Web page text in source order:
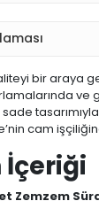
bir araya
ve
cam
İçeriği
Zemzem